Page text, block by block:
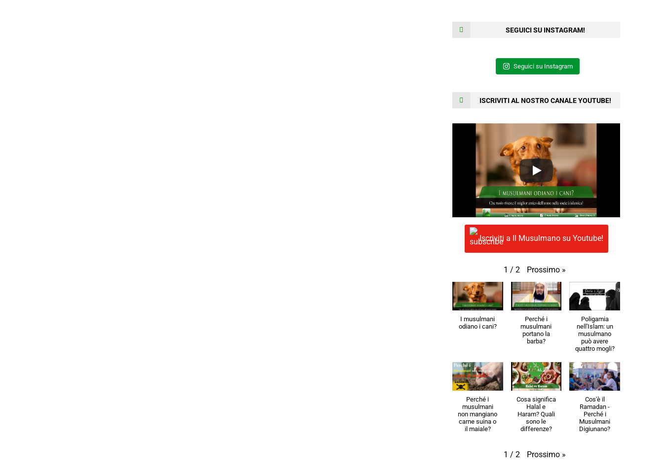
SEGUICI SU INSTAGRAM!
Seguici su Instagram
ISCRIVITI AL NOSTRO CANALE YOUTUBE!
Iscriviti a Il Musulmano su Youtube!
1 / 2 Prossimo »
I musulmani
odiano i cani?
Perché i
musulmani
portano la
barba?
Poligamia
nell'Islam: un
musulmano
può avere
quattro mogli?
Perché i
musulmani
non mangiano
carne suina o
il maiale?
Cosa significa
Halal e
Haram? Quali
sono le
differenze?
Cos'è il
Ramadan -
Perché i
Musulmani
Digiunano?
1 / 2 Prossimo »